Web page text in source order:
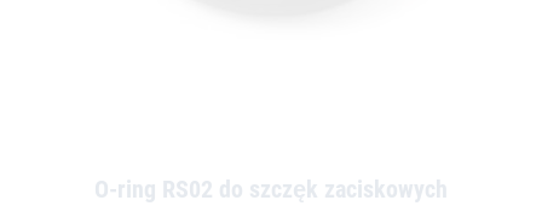
O-ring RS02 do szczęk zaciskowych